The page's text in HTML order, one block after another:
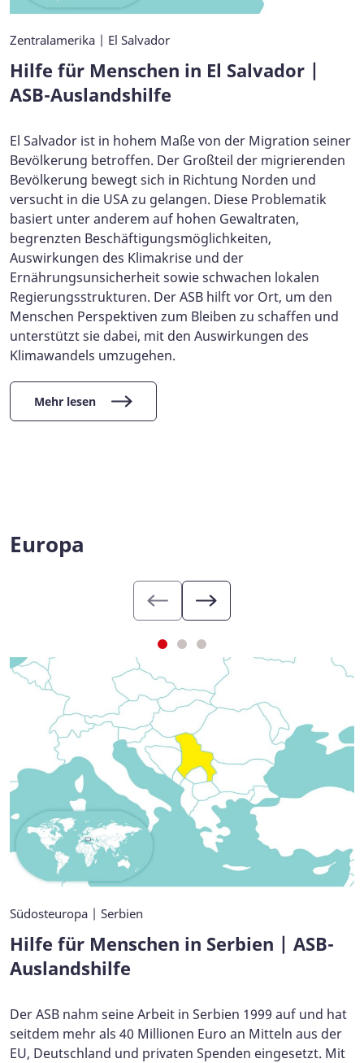
Zentralamerika | El Salvador
Hilfe für Menschen in El Salvador |
ASB-Auslandshilfe
El Salvador ist in hohem Maße von der Migration seiner
Bevölkerung betroffen. Der Großteil der migrierenden
Bevölkerung bewegt sich in Richtung Norden und
versucht in die USA zu gelangen. Diese Problematik
basiert unter anderem auf hohen Gewaltraten,
begrenzten Beschäftigungsmöglichkeiten,
Auswirkungen des Klimakrise und der
Ernährungsunsicherheit sowie schwachen lokalen
Regierungsstrukturen. Der ASB hilft vor Ort, um den
Menschen Perspektiven zum Bleiben zu schaffen und
unterstützt sie dabei, mit den Auswirkungen des
Klimawandels umzugehen.
Mehr lesen
Europa
Südosteuropa | Serbien
Hilfe für Menschen in Serbien | ASB-
Auslandshilfe
Der ASB nahm seine Arbeit in Serbien 1999 auf und hat
seitdem mehr als 40 Millionen Euro an Mitteln aus der
EU, Deutschland und privaten Spenden eingesetzt. Mit